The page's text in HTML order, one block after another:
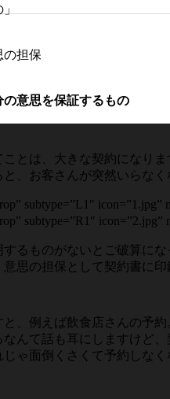
の担保
意思を保証するもの
とは、大きな契約になりま
、お客さんが突然いらな
subtype=”L1″
subtype=”R1″
るものがないとご破算にな
思の担保として契約書に印
、例えば飲食店さんの予約
んて話も耳にしますけど
じゃ面倒くさくて予約しな